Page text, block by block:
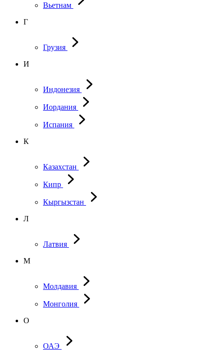
Вьетнам
Г
Грузия
И
Индонезия
Иордания
Испания
К
Казахстан
Кипр
Кыргызстан
Л
Латвия
М
Молдавия
Монголия
О
ОАЭ